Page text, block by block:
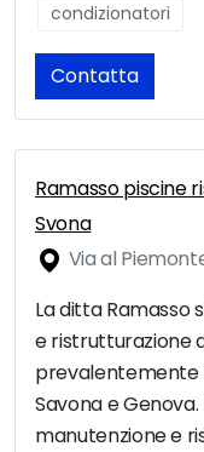
condizionatori
Contatta
Ramasso piscine
Svona
Via al
La ditta Ramasso
e ristrutturazione
prevalentemente
Savona e
manutenzione e